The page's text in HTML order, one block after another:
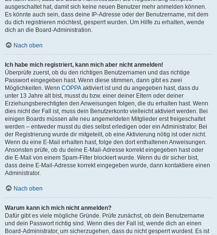
ausgeschaltet hat, damit sich keine neuen Benutzer mehr anmelden können.
Es könnte auch sein, dass deine IP-Adresse oder der Benutzername, mit dem
du dich registrieren möchtest, gesperrt wurden. Um Hilfe zu erhalten, wende
dich an die Board-Administration.
Nach oben
Ich habe mich registriert, kann mich aber nicht anmelden!
Überprüfe zuerst, ob du den richtigen Benutzernamen und das richtige
Passwort eingegeben hast. Wenn diese stimmen, dann gibt es zwei
Möglichkeiten. Wenn COPPA aktiviert ist und du angegeben hast, dass du
unter 13 Jahre alt bist, musst du bzw. einer deiner Eltern oder deiner
Erziehungsberechtigten den Anweisungen folgen, die du erhalten hast. Wenn
dies nicht der Fall ist, muss dein Benutzerkonto vielleicht aktiviert werden. Bei
einigen Boards müssen alle neu angemeldeten Mitglieder erst freigeschaltet
werden – entweder musst du dies selbst erledigen oder ein Administrator. Bei
der Registrierung wurde dir mitgeteilt, ob eine Aktivierung nötig ist oder nicht.
Wenn du eine E-Mail erhalten hast, folge den dort enthaltenen Anweisungen.
Ansonsten prüfe, ob du deine E-Mail-Adresse korrekt eingegeben hast oder
die E-Mail von einem Spam-Filter blockiert wurde. Wenn du dir sicher bist,
dass deine E-Mail-Adresse korrekt eingegeben wurde, dann kontaktiere einen
Administrator.
Nach oben
Warum kann ich mich nicht anmelden?
Dafür gibt es viele mögliche Gründe. Prüfe zunächst, ob dein Benutzername
und dein Passwort richtig sind. Wenn dies der Fall ist, wende dich an einen
Board-Administrator, um sicherzugehen, dass du nicht gesperrt wurdest. Es ist